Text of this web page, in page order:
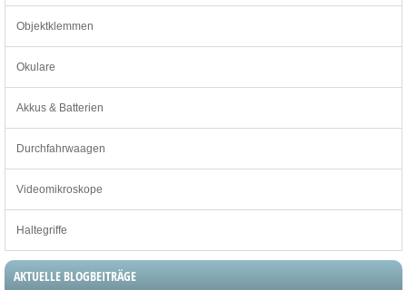
Objektklemmen
Okulare
Akkus & Batterien
Durchfahrwaagen
Videomikroskope
Haltegriffe
AKTUELLE BLOGBEITRÄGE